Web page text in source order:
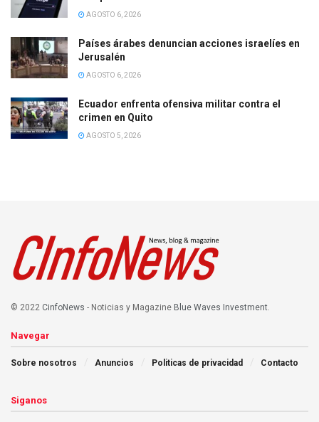
AGOSTO 6, 2026
Países árabes denuncian acciones israelíes en
Jerusalén
AGOSTO 6, 2026
Ecuador enfrenta ofensiva militar contra el
crimen en Quito
AGOSTO 5, 2026
© 2022 CinfoNews - Noticias y Magazine Blue Waves Investment.
Navegar
Sobre nosotros Anuncios Politicas de privacidad Contacto
Siganos